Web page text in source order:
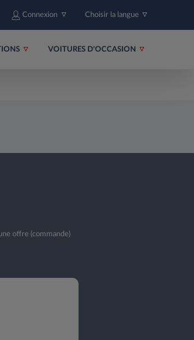
Connexion Choisir la langue
VOITURES D'OCCASION
offre (commande)